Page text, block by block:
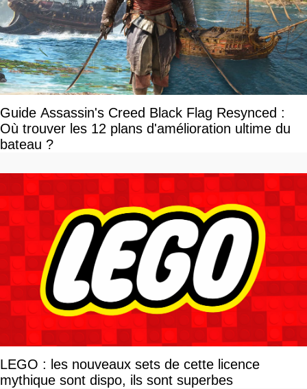
Guide Assassin's Creed Black Flag Resynced :
Où trouver les 12 plans d'amélioration ultime du
bateau ?
LEGO : les nouveaux sets de cette licence
mythique sont dispo, ils sont superbes